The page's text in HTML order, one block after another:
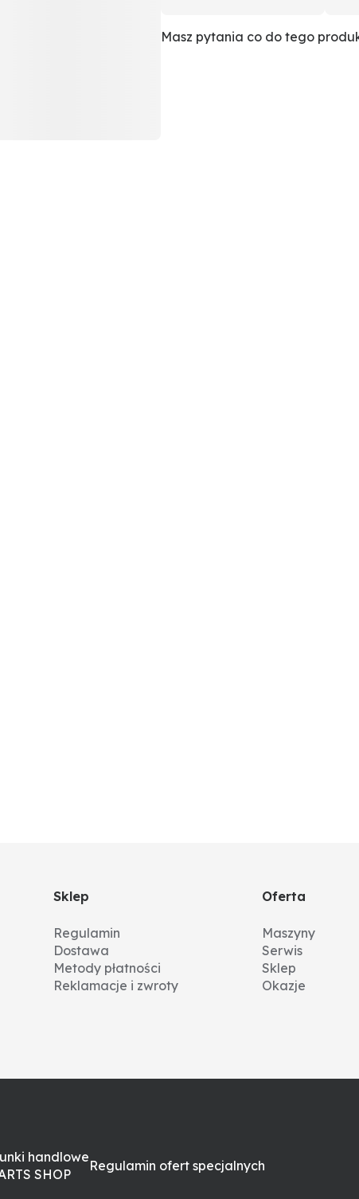
Masz pytania co do tego
Sklep
Regulamin
Dostawa
Metody płatności
Reklamacje i zwroty
Oferta
Maszyny
Serwis
Sklep
Okazje
handlowe
SHOP
Regulamin ofert specjalnych